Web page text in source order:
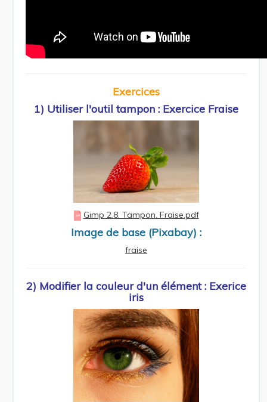
Exercices
1) Utiliser l'outil tampon : Exercice Fraise
Gimp 2.8. Tampon. Fraise.pdf
Image de base (Pixabay) :
fraise
2) Modifier la couleur d'un élément : Exerice
iris